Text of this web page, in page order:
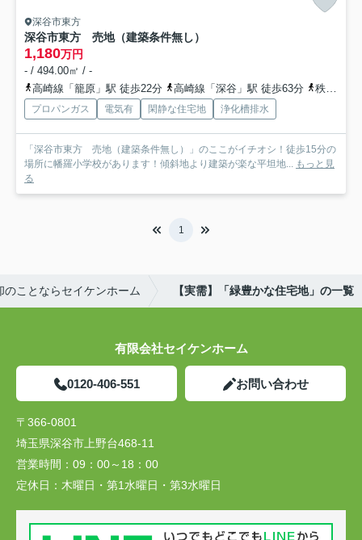
深谷市東方
深谷市東方 売地（建築条件無し）
1,180万円
- / 494.00㎡ / -
高崎線「籠原」駅 徒歩22分
高崎線「深谷」駅 徒歩63分 秩父鉄道「ひろせ野鳥の森」駅 徒歩81分
プロパンガス 電気有 閑静な住宅地 浄化槽排水
「深谷市東方 売地（建築条件無し）」のここがイチオシ！徒歩15分の
場所に幡羅小学校があります！傾斜地より建築が楽な平坦地... もっと見
る
1
ことならセイケンホーム 【実需】「緑豊かな住宅地」の一覧
有限会社セイケンホーム
0120-406-551 お問い合わせ
〒366-0801
埼玉県深谷市上野台468-11
営業時間： 09：00～18：00
定休日： 木曜日・第1水曜日・第3水曜日